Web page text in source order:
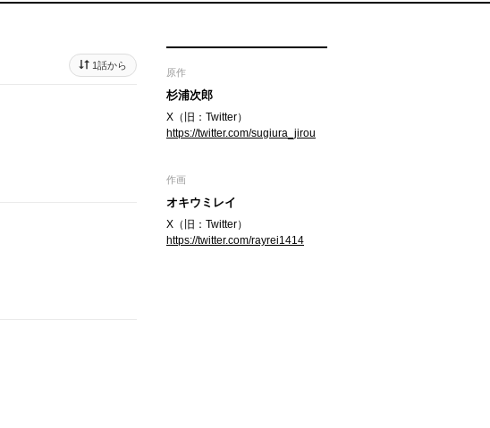
1話から
原作
杉浦次郎
X（旧：Twitter）
https://twitter.com/sugiura_jirou
作画
オキウミレイ
X（旧：Twitter）
https://twitter.com/rayrei1414